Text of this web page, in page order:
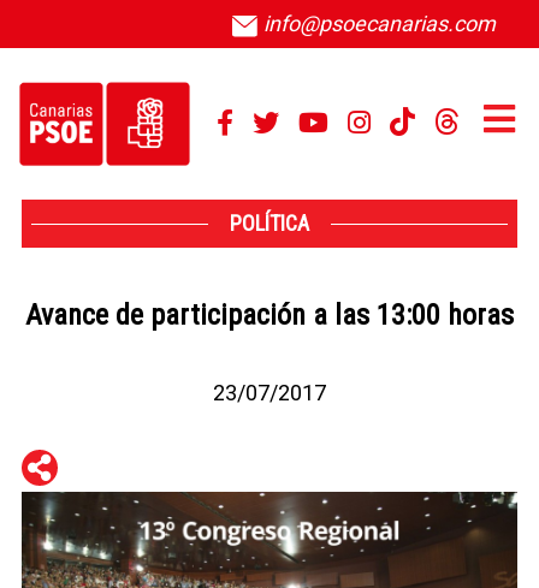
info@psoecanarias.com
POLÍTICA
Avance de participación a las 13:00 horas
23/07/2017
Telegram
Facebook
Twitter